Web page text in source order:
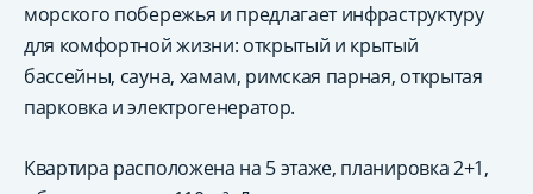
морского побережья и предлагает инфраструктуру
для комфортной жизни: открытый и крытый
бассейны, сауна, хамам, римская парная, открытая
парковка и электрогенератор.
Квартира расположена на 5 этаже, планировка 2+1,